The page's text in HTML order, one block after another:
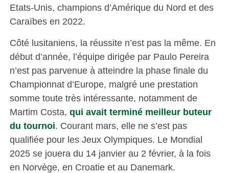
Etats-Unis, champions d’Amérique du Nord et des
Caraïbes en 2022.
Côté lusitaniens, la réussite n’est pas la même. En
début d’année, l’équipe dirigée par Paulo Pereira
n’est pas parvenue à atteindre la phase finale du
Championnat d’Europe, malgré une prestation
somme toute très intéressante, notamment de
Martim Costa, qui avait terminé meilleur buteur
du tournoi. Courant mars, elle ne s’est pas
qualifiée pour les Jeux Olympiques. Le Mondial
2025 se jouera du 14 janvier au 2 février, à la fois
en Norvège, en Croatie et au Danemark.